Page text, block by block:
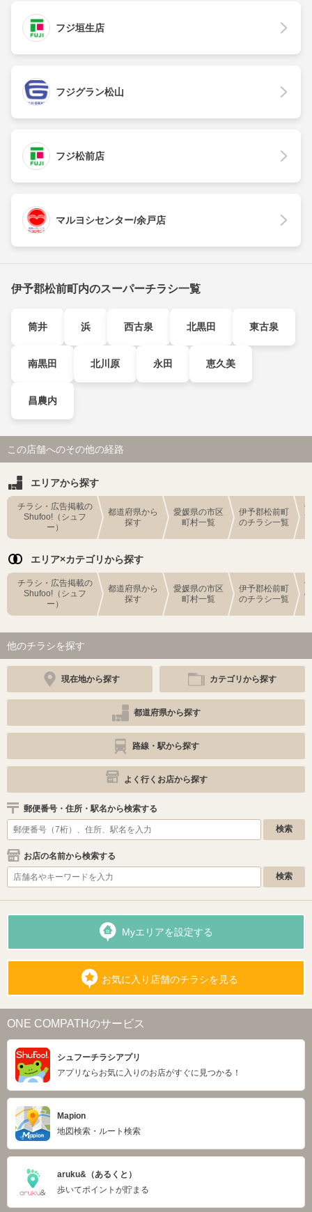
フジ垣生店
フジグラン松山
フジ松前店
マルヨシセンター/余戸店
伊予郡松前町内のスーパーチラシ一覧
筒井 浜 西古泉 北黒田 東古泉
南黒田 北川原 永田 恵久美
昌農内
この店舗へのその他の経路
エリアから探す
チラシ・広告掲載の
Shufoo!（シュフ
ー）
都道府県から
探す
愛媛県の市区
町村一覧
伊予郡松前町
のチラシ一覧
エリア×カテゴリから探す
チラシ・広告掲載の
Shufoo!（シュフ
ー）
都道府県から
探す
愛媛県の市区
町村一覧
伊予郡松前町
のチラシ一覧
他のチラシを探す
現在地から探す カテゴリから探す
都道府県から探す
路線・駅から探す
よく行くお店から探す
郵便番号・住所・駅名から検索する
お店の名前から検索する
Myエリアを設定する
お気に入り店舗のチラシを見る
ONE COMPATHのサービス
シュフーチラシアプリ
アプリならお気に入りのお店がすぐに見つかる！
Mapion
地図検索・ルート検索
aruku&（あるくと）
歩いてポイントが貯まる